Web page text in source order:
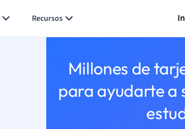
Recursos
Millones de
para ayudarte a